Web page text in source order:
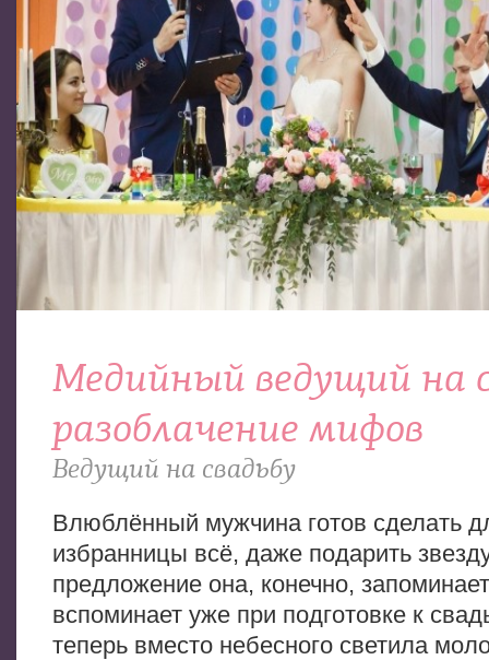
Медийный ведущий на
разоблачение мифов
Ведущий на свадьбу
Влюблённый мужчина готов сделать
избранницы всё, даже подарить
предложение она, конечно,
вспоминает уже при подготовке к
теперь вместо небесного светила